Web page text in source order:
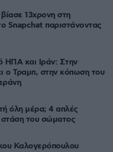
13χρονη στη
Snapchat παριστάνοντας
ΗΠΑ και Ιράν: Στην
ο Τραμπ, στην κόπωση του
όλη μέρα; 4 απλές
στάση του σώματος
Καλογερόπουλου